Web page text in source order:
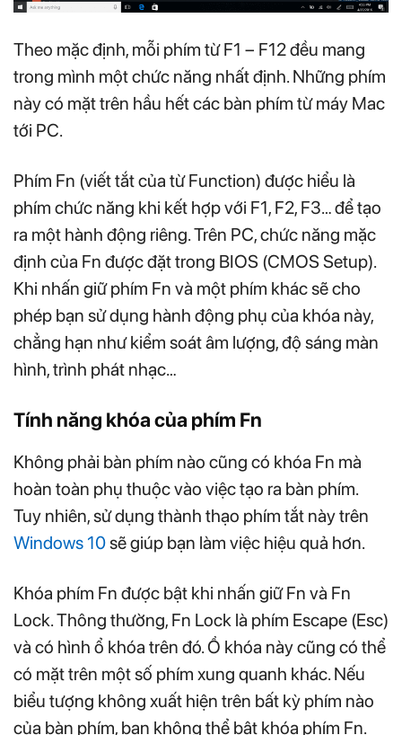
Theo mặc định, mỗi phím từ F1 – F12 đều mang
trong mình một chức năng nhất định. Những phím
này có mặt trên hầu hết các bàn phím từ máy Mac
tới PC.
Phím Fn (viết tắt của từ Function) được hiểu là
phím chức năng khi kết hợp với F1, F2, F3… để tạo
ra một hành động riêng. Trên PC, chức năng mặc
định của Fn được đặt trong BIOS (CMOS Setup).
Khi nhấn giữ phím Fn và một phím khác sẽ cho
phép bạn sử dụng hành động phụ của khóa này,
chẳng hạn như kiểm soát âm lượng, độ sáng màn
hình, trình phát nhạc…
Tính năng khóa của phím Fn
Không phải bàn phím nào cũng có khóa Fn mà
hoàn toàn phụ thuộc vào việc tạo ra bàn phím.
Tuy nhiên, sử dụng thành thạo phím tắt này trên
Windows 10sẽ giúp bạn làm việc hiệu quả hơn.
Khóa phím Fn được bật khi nhấn giữ Fn và Fn
Lock. Thông thường, Fn Lock là phím Escape (Esc)
và có hình ổ khóa trên đó. Ổ khóa này cũng có thể
có mặt trên một số phím xung quanh khác. Nếu
biểu tượng không xuất hiện trên bất kỳ phím nào
của bàn phím, bạn không thể bật khóa phím Fn.